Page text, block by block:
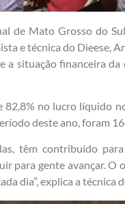
de Mato Grosso do
e técnica do Dieese,
situação financeira da
82,8% no lucro líquido
deste ano, foram
têm contribuído
para gente avançar.
dia”, explica a técnica